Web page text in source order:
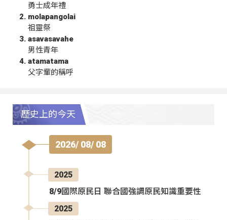
勇士成年禮
molapangolai
祖靈祭
asavasavahe
男性青年
atamatama
父字輩的稱呼
歷史上的今天
2026/ 08/ 08
2025
8/9國際原民日 聯合國強調原民知識重要性
2025